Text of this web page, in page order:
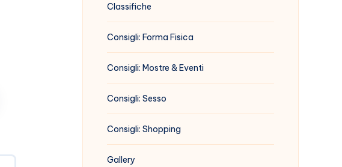
Classifiche
Consigli: Forma Fisica
Consigli: Mostre & Eventi
Consigli: Sesso
Consigli: Shopping
Gallery